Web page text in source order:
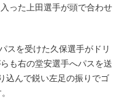
った上田選手が頭で合わせ
スを受けた久保選手がドリ
も右の堂安選手へパスを送
込んで鋭い左足の振りでゴ